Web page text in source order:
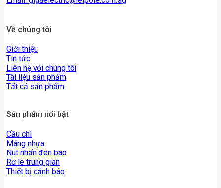
Về chúng tôi
Giới thiệu
Tin tức
Liên hệ với chúng tôi
Tài liệu sản phẩm
Tất cả sản phẩm
Sản phẩm nổi bật
Cầu chì
Máng nhựa
Nút nhấn đèn báo
Rơ le trung gian
Thiết bị cảnh báo